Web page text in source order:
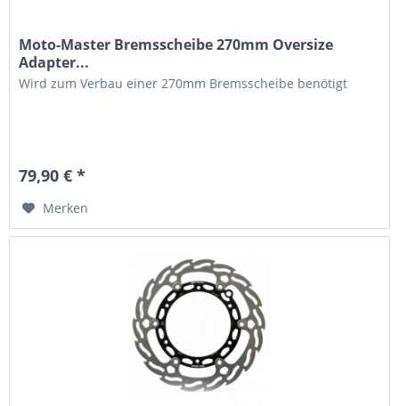
Moto-Master Bremsscheibe 270mm Oversize
Adapter...
Wird zum Verbau einer 270mm Bremsscheibe benötigt
79,90 € *
Merken